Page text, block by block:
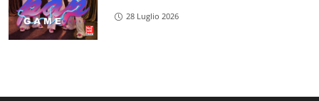
28 Luglio 2026